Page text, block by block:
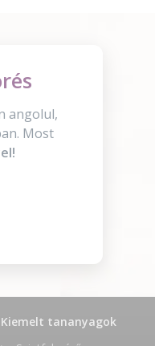
angolul,
Most
Kiemelt tananyagok